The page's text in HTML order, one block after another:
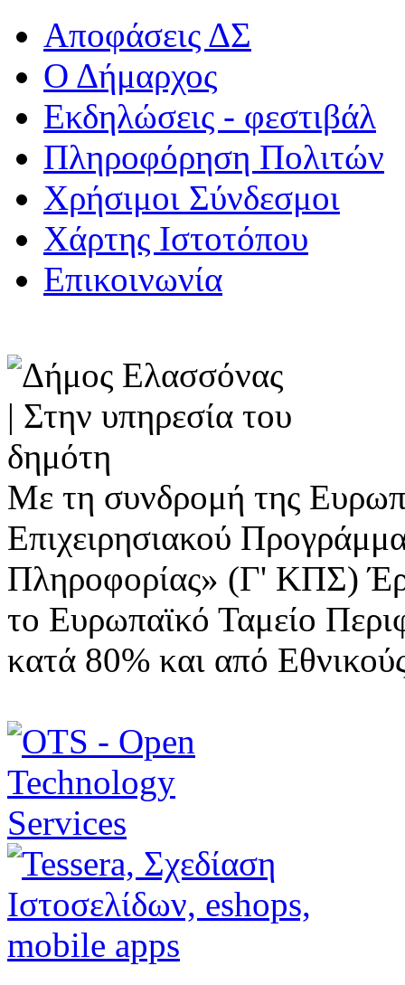
Αποφάσεις ΔΣ
Ο Δήμαρχος
Εκδηλώσεις - φεστιβάλ
Πληροφόρηση Πολιτών
Χρήσιμοι Σύνδεσμοι
Χάρτης Ιστοτόπου
Επικοινωνία
Με τη συνδρομή της
Επιχειρησιακού
Πληροφορίας» (Γ' ΚΠΣ)
το Ευρωπαϊκό Ταμείο
κατά 80% και από